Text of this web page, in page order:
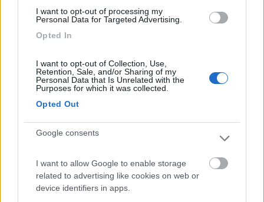
I want to opt-out of processing my
Personal Data for Targeted Advertising.
Opted In
I want to opt-out of Collection, Use,
Retention, Sale, and/or Sharing of my
Personal Data that Is Unrelated with the
Purposes for which it was collected.
Opted Out
Google consents
I want to allow Google to enable storage
related to advertising like cookies on web or
device identifiers in apps.
Via Lungolago, Fraz. S.Lorenzo al Lago
Campeggio